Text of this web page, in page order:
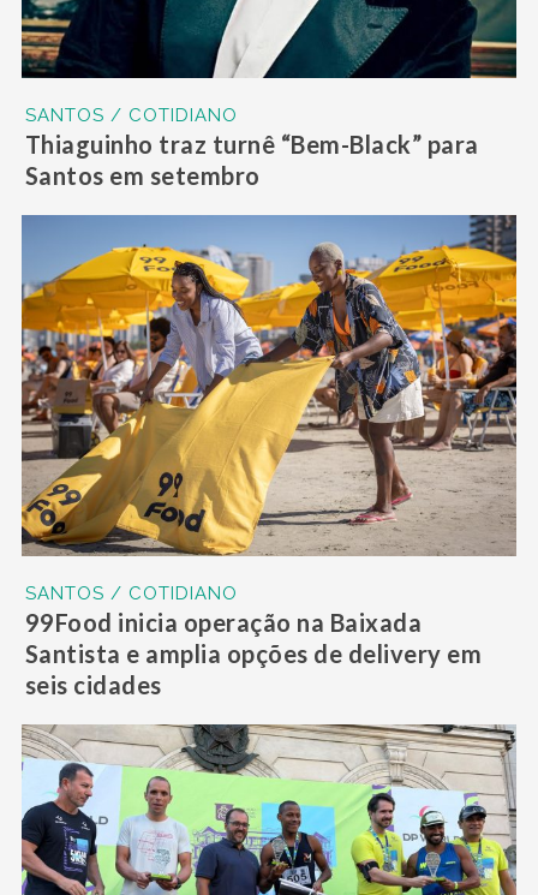
SANTOS / COTIDIANO
Thiaguinho traz turnê “Bem-Black” para
Santos em setembro
SANTOS / COTIDIANO
99Food inicia operação na Baixada
Santista e amplia opções de delivery em
seis cidades